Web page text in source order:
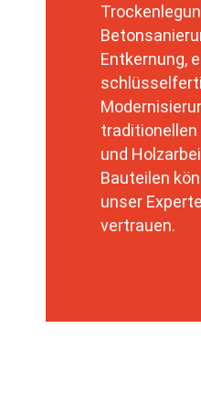
Entkernung,
und
Bauteilen
unser
vertrauen.